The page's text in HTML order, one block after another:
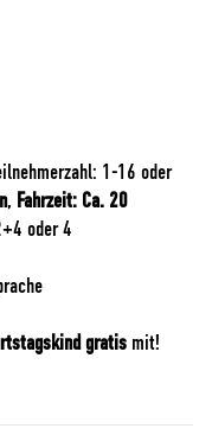
1-16 oder
, Fahrzeit: Ca. 20
oder 4
gratis mit!